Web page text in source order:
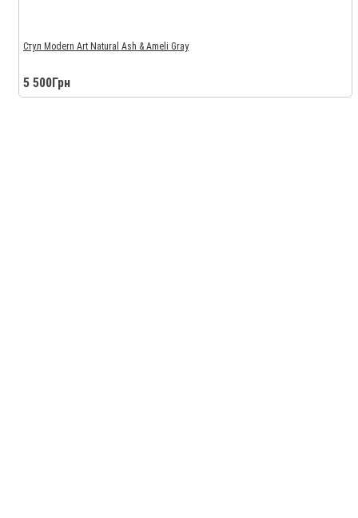
Стул Modern Art Natural Ash & Ameli Gray
5 500Грн